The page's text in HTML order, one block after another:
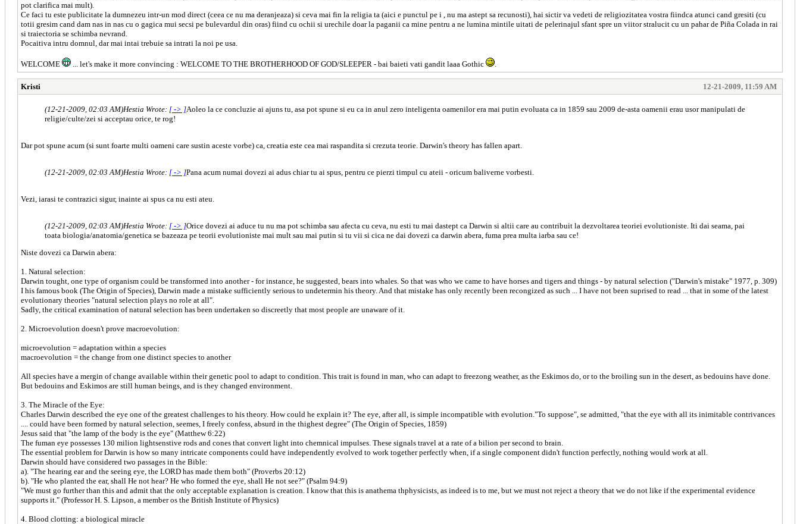
pot clarifica mai mult).
Ce faci tu este publicitate la dumnezeu intr-un mod direct (ceea ce nu ma deranjeaza) si ceva mai fin la religia ta (aici e punctul pe i , nu ma astept sa recunosti), hai sictir va vedeti de religiozitatea vostra fiindca atunci cand gresiti (cu
totii gresim cand dam nas in nas cu o gagica mui secsi pe bulevardul din oras) fiind cu ochii si urechile doar la paganii ca mine pentru a ne lumina mintile uitati de pelerinajul sfant spre un viitor stralucit cu un pahar de Piña Colada in rai
si traiectoria se schimba nevrand.
Pocaitiva intru domnul, dar mai intai trebuie sa intrati la noi pe usa.
WELCOME ... let's make it more convincing : WELCOME TO THE BROTHERHOOD OF GOD/SLEEPER - bai baieti vati gandit laaa Gothic
Kristi 12-21-2009, 11:59 AM
(12-21-2009, 02:03 AM)Hestia Wrote: [ -> ]Aoleo la ce concluzie ai ajuns tu, asa pot spune si eu ca in anul zero inteligenta oamenilor era mai putin evoluata ca in 1859 sau 2009 de-asta oamenii erau usor manipulati de
religie/culte/zei si acceptau orice, te rog!
Dar pot spune acum (si sunt foarte multi oameni care sustin aceste vorbe) ca, creatia este cea mai raspandita si crezuta teorie. Darwin's theory has fallen apart.
(12-21-2009, 02:03 AM)Hestia Wrote: [ -> ]Pana acum numai dovezi ai adus chiar tu ai spus, pentru ce pierzi timpul cu ateii - oricum baliverne vorbesti.
Vezi, iarasi te contrazici sigur, inainte ai spus ca nu esti ateu.
(12-21-2009, 02:03 AM)Hestia Wrote: [ -> ]Orice dovezi ai aduce tu nu ma pot schimba sau afecta cu ceva, nu esti tu mai dastept ca Darwin si altii care au contribuit la dezvoltarea teoriei evolutioniste. Iti dai seama, pai
toata biologia/anatomia/genetica se bazeaza pe teorii evolutioniste mai mult sau mai putin si tu vii si cica ne dai dovezi ca darwin abera, fuma prea multa iarba sau ce!
Niste dovezi ca Darwin abera:
1. Natural selection:
Darwin tought, one type of organism could be transformed into another - for instance, he suggested, bears into whales. So that was who we came to have horses and tigers and things - by natural selection ("Darwin's mistake" 1977, p. 309)
I his famous book (The Origin of Species), Darwin made a mistake sufficiently serious to undetermin his theory. And that mistake has only recently been recongized as such ... I have not been suprised to read ... that in some of the latest
evolutionary theories "natural selection plays no role at all".
Sadly, the critical examination of natural selection has been undertaken so discreetly that most people are unaware of it.
2. Microevolution doesn't prove macroevolution:
microevolution = adaptation within a species
macroevolution = the change from one distinct species to another
All species have a mergin of change available within their genetic pool to adapt to condition. This trait is found in man, who can adapt to freezong weather, as the Eskimos do, or to the broiling sun in the desert, as bedouins have done.
But bedouins and Eskimos are still human beings, and is they changed environment.
3. The Miracle of the Eye:
Charles Darwin described the eye one of the greatest challenges to his theory. How could he explain it? The eye, after all, is simple incompatible with evolution."To suppose", se admitted, "that the eye with all its inimitable contrivances
.... could have been formed by natural selection, seemes, I freely confess, absurd in the thighest degree" (The Origin of Species, 1859)
Jesus said that "the lamp of the body is the eye" (Matthew 6:22)
The fuman eye possesses 130 milion lightsenstive rods and cones that convert light into chemnical impulses. These signals travel at a rate of a bilion per second to brain.
The essential problem for Darwin is how so many intricate components could have independently evolved to work together perfectly when, if a single component didn't function perfectly, nothing would work at all.
Darwin should have considered two passages in the Bible:
a). "The hearing ear and the seeing eye, the LORD has made them both" (Proverbs 20:12)
b). "He who planted the ear, shall He not hear? He who formed the eye, shall He not see?" (Psalm 94:9)
"We must go further than this and admit that the only acceptable explanation is creation. I know that this is anathema thphysicists, as indeed is to me, but we must not reject a theory that we do not like if the experimental evidence
supports it." (Professor H. S. Lipson, a member os the British Institute of Physics)
4. Blood clotting: a biological miracle